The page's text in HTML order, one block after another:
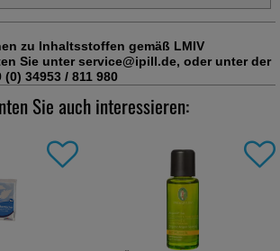
zu Inhaltsstoffen gemäß LMIV
Sie unter service@ipill.de, oder unter der
34953 / 811 980
Sie auch interessieren: